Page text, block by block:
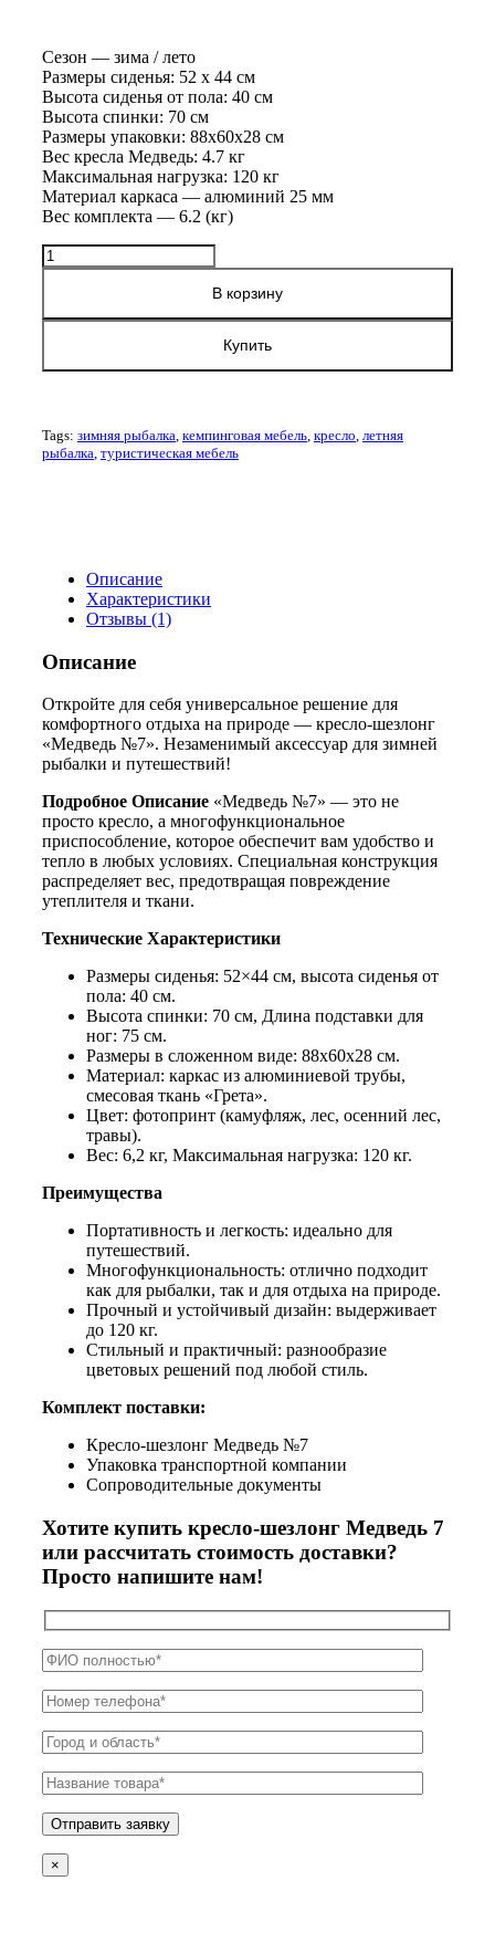
Сезон — зима / лето
Размеры сиденья: 52 х 44 см
Высота сиденья от пола: 40 см
Высота спинки: 70 см
Размеры упаковки: 88х60х28 см
Вес кресла Медведь: 4.7 кг
Максимальная нагрузка: 120 кг
Материал каркаса — алюминий 25 мм
Вес комплекта — 6.2 (кг)
Количество
товара
В корзину
Купить
Tags: зимняя рыбалка, кемпинговая мебель, кресло, летняя
рыбалка, туристическая мебель
Описание
Характеристики
Отзывы (1)
Описание
Откройте для себя универсальное решение для
комфортного отдыха на природе — кресло-шезлонг
«Медведь №7». Незаменимый аксессуар для зимней
рыбалки и путешествий!
Подробное Описание«Медведь №7» — это не
просто кресло, а многофункциональное
приспособление, которое обеспечит вам удобство и
тепло в любых условиях. Специальная конструкция
распределяет вес, предотвращая повреждение
утеплителя и ткани.
Технические Характеристики
Размеры сиденья: 52×44 см, высота сиденья от
пола: 40 см.
Высота спинки: 70 см, Длина подставки для
ног: 75 см.
Размеры в сложенном виде: 88x60x28 см.
Материал: каркас из алюминиевой трубы,
смесовая ткань «Грета».
Цвет: фотопринт (камуфляж, лес, осенний лес,
травы).
Вес: 6,2 кг, Максимальная нагрузка: 120 кг.
Преимущества
Портативность и легкость: идеально для
путешествий.
Многофункциональность: отлично подходит
как для рыбалки, так и для отдыха на природе.
Прочный и устойчивый дизайн: выдерживает
до 120 кг.
Стильный и практичный: разнообразие
цветовых решений под любой стиль.
Комплект поставки:
Кресло-шезлонг Медведь №7
Упаковка транспортной компании
Сопроводительные документы
Хотите купить кресло-шезлонг Медведь 7
или рассчитать стоимость доставки?
Просто напишите нам!
×